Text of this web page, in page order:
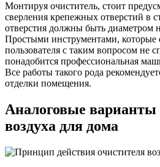
Монтируя очиститель, стоит
сверления крепежных отверстий в
отверстия должны быть диаметром
Простыми инструментами, которые
пользователя с таким вопросом не
понадобится профессиональная
Все работы такого рода
отделки помещения.
Аналоговые варианты
воздуха для дома